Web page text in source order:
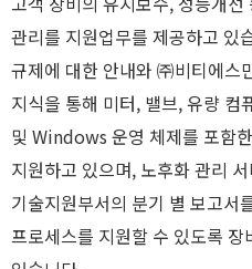
관리를 지원업무를 제공하고 있
규제에 대한 안내와 ㈜비티에스
지식을 통해 미터, 밸브, 유량 컴
및 Windows 운영 체제를 포함
지원하고 있으며, 노후화 관리
기술지원부서의 분기 별 보고서
프로세스를 지원할 수 있도록